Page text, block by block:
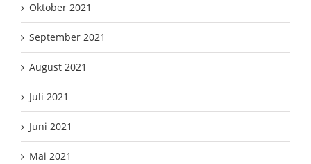
Oktober 2021
September 2021
August 2021
Juli 2021
Juni 2021
Mai 2021